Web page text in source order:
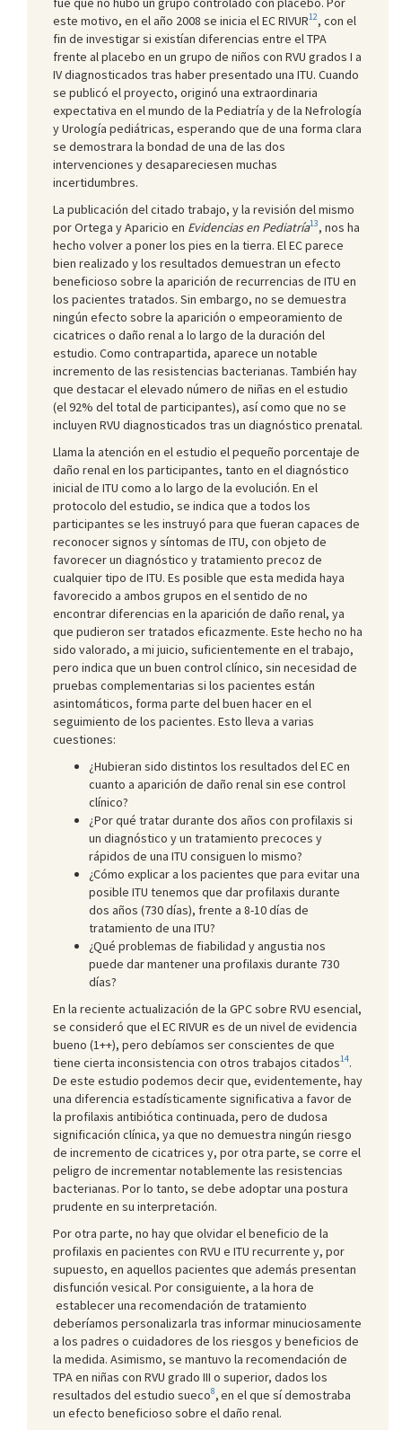
este motivo, en el año 2008 se inicia el EC RIVUR12, con el
fin de investigar si existían diferencias entre el TPA
frente al placebo en un grupo de niños con RVU grados I a
IV diagnosticados tras haber presentado una ITU. Cuando
se publicó el proyecto, originó una extraordinaria
expectativa en el mundo de la Pediatría y de la Nefrología
y Urología pediátricas, esperando que de una forma clara
se demostrara la bondad de una de las dos
intervenciones y desapareciesen muchas
incertidumbres.
La publicación del citado trabajo, y la revisión del mismo
por Ortega y Aparicio en Evidencias en Pediatría13, nos ha
hecho volver a poner los pies en la tierra. El EC parece
bien realizado y los resultados demuestran un efecto
beneficioso sobre la aparición de recurrencias de ITU en
los pacientes tratados. Sin embargo, no se demuestra
ningún efecto sobre la aparición o empeoramiento de
cicatrices o daño renal a lo largo de la duración del
estudio. Como contrapartida, aparece un notable
incremento de las resistencias bacterianas. También hay
que destacar el elevado número de niñas en el estudio
(el 92% del total de participantes), así como que no se
incluyen RVU diagnosticados tras un diagnóstico prenatal.
Llama la atención en el estudio el pequeño porcentaje de
daño renal en los participantes, tanto en el diagnóstico
inicial de ITU como a lo largo de la evolución. En el
protocolo del estudio, se indica que a todos los
participantes se les instruyó para que fueran capaces de
reconocer signos y síntomas de ITU, con objeto de
favorecer un diagnóstico y tratamiento precoz de
cualquier tipo de ITU. Es posible que esta medida haya
favorecido a ambos grupos en el sentido de no
encontrar diferencias en la aparición de daño renal, ya
que pudieron ser tratados eficazmente. Este hecho no ha
sido valorado, a mi juicio, suficientemente en el trabajo,
pero indica que un buen control clínico, sin necesidad de
pruebas complementarias si los pacientes están
asintomáticos, forma parte del buen hacer en el
seguimiento de los pacientes. Esto lleva a varias
cuestiones:
¿Hubieran sido distintos los resultados del EC en
cuanto a aparición de daño renal sin ese control
clínico?
¿Por qué tratar durante dos años con profilaxis si
un diagnóstico y un tratamiento precoces y
rápidos de una ITU consiguen lo mismo?
¿Cómo explicar a los pacientes que para evitar una
posible ITU tenemos que dar profilaxis durante
dos años (730 días), frente a 8-10 días de
tratamiento de una ITU?
¿Qué problemas de fiabilidad y angustia nos
puede dar mantener una profilaxis durante 730
días?
En la reciente actualización de la GPC sobre RVU esencial,
se consideró que el EC RIVUR es de un nivel de evidencia
bueno (1++), pero debíamos ser conscientes de que
tiene cierta inconsistencia con otros trabajos citados14.
De este estudio podemos decir que, evidentemente, hay
una diferencia estadísticamente significativa a favor de
la profilaxis antibiótica continuada, pero de dudosa
significación clínica, ya que no demuestra ningún riesgo
de incremento de cicatrices y, por otra parte, se corre el
peligro de incrementar notablemente las resistencias
bacterianas. Por lo tanto, se debe adoptar una postura
prudente en su interpretación.
Por otra parte, no hay que olvidar el beneficio de la
profilaxis en pacientes con RVU e ITU recurrente y, por
supuesto, en aquellos pacientes que además presentan
disfunción vesical. Por consiguiente, a la hora de
establecer una recomendación de tratamiento
deberíamos personalizarla tras informar minuciosamente
a los padres o cuidadores de los riesgos y beneficios de
la medida. Asimismo, se mantuvo la recomendación de
TPA en niñas con RVU grado III o superior, dados los
resultados del estudio sueco8,en el que sí demostraba
un efecto beneficioso sobre el daño renal.